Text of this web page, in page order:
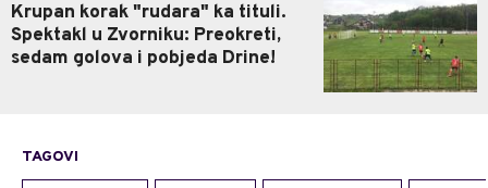
Krupan korak "rudara" ka tituli.
Spektakl u Zvorniku: Preokreti,
sedam golova i pobjeda Drine!
TAGOVI